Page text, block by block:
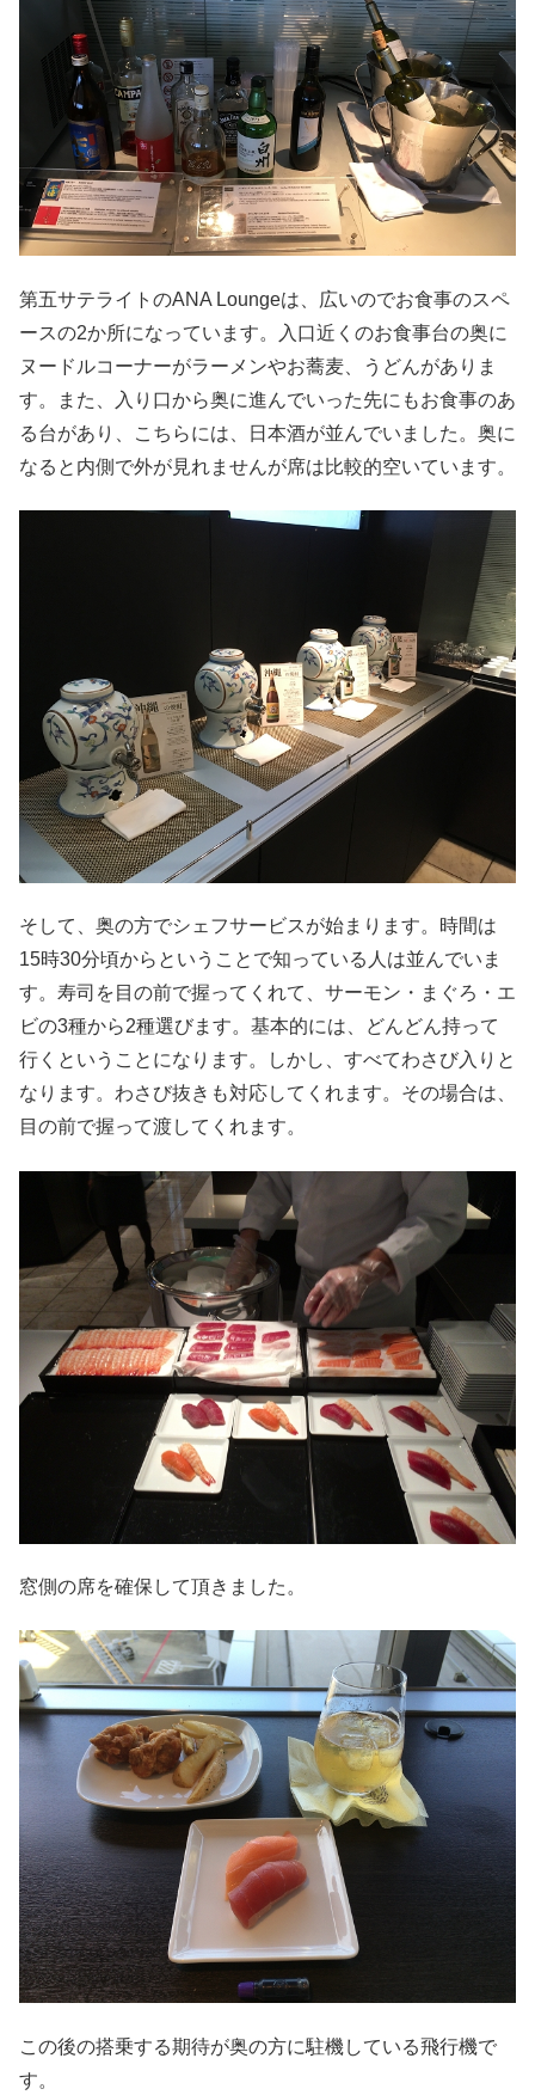
第五サテライトのANA Loungeは、広いのでお食事のスペ
ースの2か所になっています。入口近くのお食事台の奥に
ヌードルコーナーがラーメンやお蕎麦、うどんがありま
す。また、入り口から奥に進んでいった先にもお食事のあ
る台があり、こちらには、日本酒が並んでいました。奥に
なると内側で外が見れませんが席は比較的空いています。
そして、奥の方でシェフサービスが始まります。時間は
15時30分頃からということで知っている人は並んでいま
す。寿司を目の前で握ってくれて、サーモン・まぐろ・エ
ビの3種から2種選びます。基本的には、どんどん持って
行くということになります。しかし、すべてわさび入りと
なります。わさび抜きも対応してくれます。その場合は、
目の前で握って渡してくれます。
窓側の席を確保して頂きました。
この後の搭乗する期待が奥の方に駐機している飛行機で
す。